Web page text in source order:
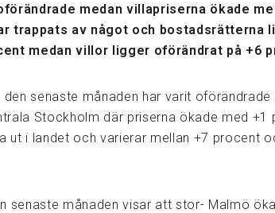
medan villapriserna ökade
trappats av något och bostadsrätterna
medan villor ligger oförändrat på +6
den senaste månaden har varit oförändrade
Stockholm där priserna ökade med +1
ut i landet och varierar mellan +7 procent
senaste månaden visar att stor- Malmö